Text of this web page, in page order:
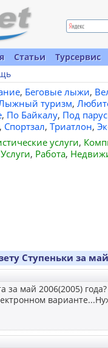
Статьи
Турсервис
, Беговые лыжи,
туризм,
, По Байкалу, Под
, Спортзал, Триатлон,
услуги,
Услуги, Работа,
Ступеньки за
за май 2006(2005)